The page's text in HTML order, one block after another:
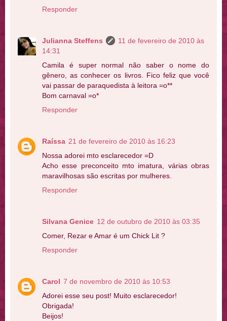
Responder
Julianna Steffens
11 de fevereiro de 2010 às
14:31
Camila é super normal não saber o nome do
gênero, as conhecer os livros. Fico feliz que você
vai passar de paraquedista à leitora =o**
Bom carnaval =o*
Responder
Raíssa 21 de fevereiro de 2010 às 16:23
Nossa adorei mto esclarecedor =D
Acho esse preconceito mto imatura, várias obras
maravilhosas são escritas por mulheres.
Responder
Silvana Genice 12 de outubro de 2010 às 03:35
Comer, Rezar e Amar é um Chick Lit ?
Responder
Carol 7 de novembro de 2010 às 10:53
Adorei esse seu post! Muito esclarecedor!
Obrigada!
Beijos!